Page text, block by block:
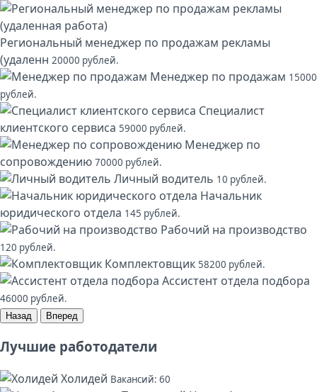
Региональный менеджер по продажам рекламы
(удаленн 20000 рублей.
Менеджер по продажам 15000
рублей.
Специалист
клиентского сервиса 59000 рублей.
Менеджер по
сопровождению 70000 рублей.
Личный водитель 10 рублей.
Начальник
юридического отдела 145 рублей.
Рабочий на производство
120 рублей.
Комплектовщик 58200 рублей.
Ассистент отдела подбора
46000 рублей.
Назад Вперед
Лучшие работодатели
Холидей Вакансий: 60